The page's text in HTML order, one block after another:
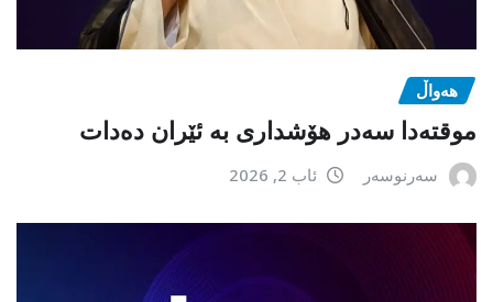
هەواڵ
موقتەدا سەدر هۆشداری بە ئێران دەدات
سەرنوسەر ئاب 2, 2026